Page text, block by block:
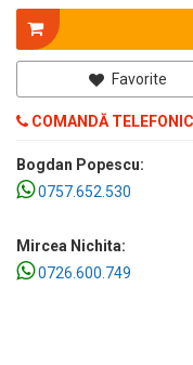
Favorite
COMANDĂ
Bogdan Popescu:
0757.652.530
Mircea Nichita:
0726.600.749